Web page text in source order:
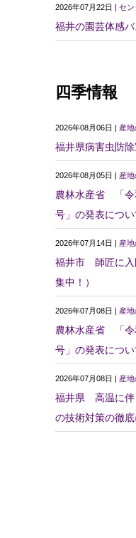
2026年07月22日 | セン
福井の園芸体感バ
四季情報
2026年08月06日 | 産地
福井県病害虫防
2026年08月05日 | 産地
農林水産省 「令
号」の発表につい
2026年07月14日 | 産地
福井市 師匠に入
集中！）
2026年07月08日 | 産地
農林水産省 「令
号」の発表につい
2026年07月08日 | 産地
福井県 高温に伴
の技術対策の徹